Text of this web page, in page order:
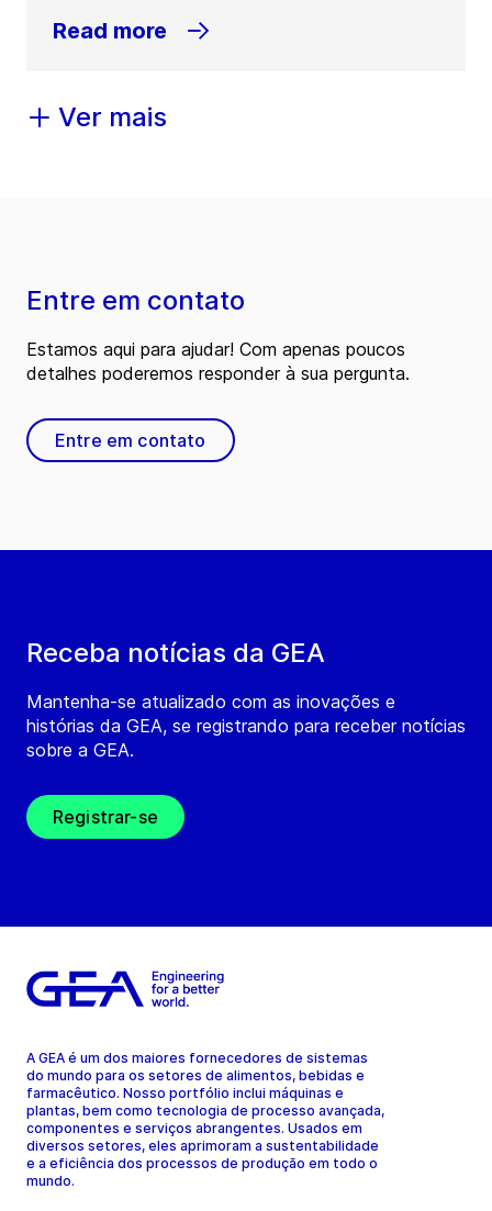
Read more
Ver mais
Receba notícias da GEA
Mantenha-se atualizado com as inovações e
histórias da GEA, se registrando para receber notícias
sobre a GEA.
Registrar-se
Entre em contato
Estamos aqui para ajudar! Com apenas poucos
detalhes poderemos responder à sua pergunta.
Entre em contato
A GEA é um dos maiores fornecedores de sistemas
do mundo para os setores de alimentos, bebidas e
farmacêutico. Nosso portfólio inclui máquinas e
plantas, bem como tecnologia de processo avançada,
componentes e serviços abrangentes. Usados em
diversos setores, eles aprimoram a sustentabilidade
e a eficiência dos processos de produção em todo o
mundo.